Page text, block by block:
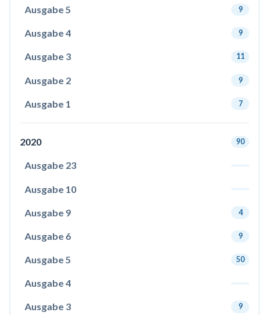
Ausgabe 5 9
Ausgabe 4 9
Ausgabe 3 11
Ausgabe 2 9
Ausgabe 1 7
2020 90
Ausgabe 23
Ausgabe 10
Ausgabe 9 4
Ausgabe 6 9
Ausgabe 5 50
Ausgabe 4
Ausgabe 3 9